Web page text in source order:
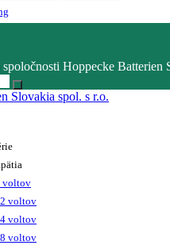
Hoppecke Batterien
spol. s r.o.
HOPPECKE
voltov
voltov
voltov
voltov